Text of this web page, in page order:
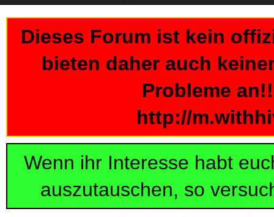
Dieses Forum ist kein
bieten daher auch
Probleme
http://
Wenn ihr Interesse habt
auszutauschen, so